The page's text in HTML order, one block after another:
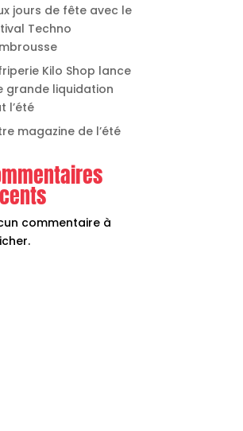
jours de fête avec le
Techno
Kilo Shop lance
grande liquidation
l’été
magazine de l’été
commentaire à